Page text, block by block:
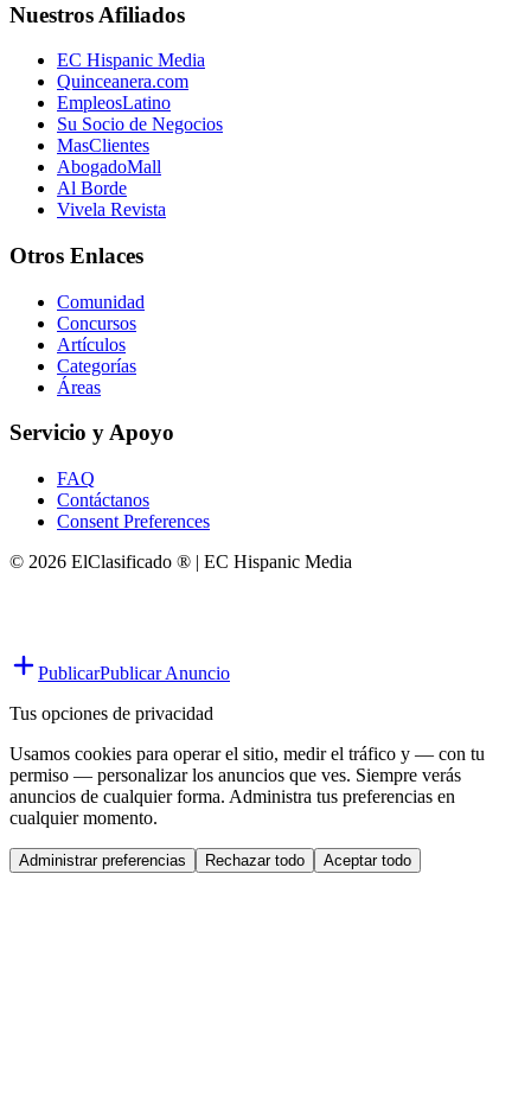
Nuestros Afiliados
EC Hispanic Media
Quinceanera.com
EmpleosLatino
Su Socio de Negocios
MasClientes
AbogadoMall
Al Borde
Vivela Revista
Otros Enlaces
Comunidad
Concursos
Artículos
Categorías
Áreas
Servicio y Apoyo
FAQ
Contáctanos
Consent Preferences
© 2026 ElClasificado ® | EC Hispanic Media
PublicarPublicar Anuncio
Tus opciones de privacidad
Usamos cookies para operar el sitio, medir el tráfico y — con tu
permiso — personalizar los anuncios que ves. Siempre verás
anuncios de cualquier forma. Administra tus preferencias en
cualquier momento.
Administrar preferencias Rechazar todo Aceptar todo